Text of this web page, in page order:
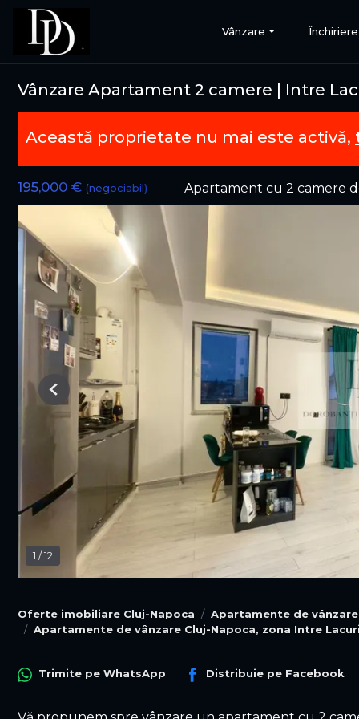
Vânzare Închiriere
Vânzare Apartament 2 camere | Intre
Această proprietate nu mai este activă,
195,000 € (negociabil) Apartament cu 2 camere
1 /12
Previous
Oferte imobiliare Cluj-Napoca
Apartamente de
Apartamente de vânzare Cluj-Napoca, zona Intre Lacuri
Trimite pe WhatsApp Distribuie pe Facebook